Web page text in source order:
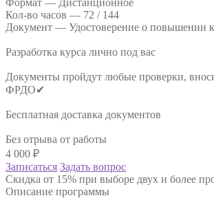
Кол-во часов — 72 / 144
Документ — Удостоверение о повышении
Разработка курса лично под вас
Документы пройдут любые проверки,
ФРДО✔
Бесплатная доставка документов
Без отрыва от работы
4 000 ₽
Записаться Задать вопрос
Скидка от 15% при выборе двух и более
Описание программы